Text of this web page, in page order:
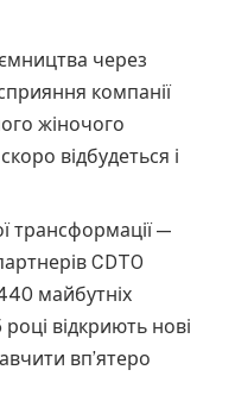
через
компанії
жіночого
відбудеться і
трансформації —
CDTO
майбутніх
відкриють нові
вп’ятеро